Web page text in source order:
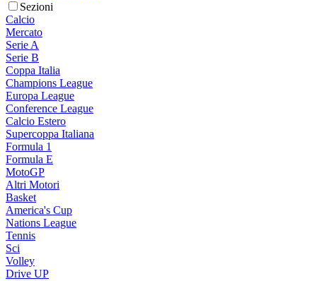
Sezioni
Calcio
Mercato
Serie A
Serie B
Coppa Italia
Champions League
Europa League
Conference League
Calcio Estero
Supercoppa Italiana
Formula 1
Formula E
MotoGP
Altri Motori
Basket
America's Cup
Nations League
Tennis
Sci
Volley
Drive UP